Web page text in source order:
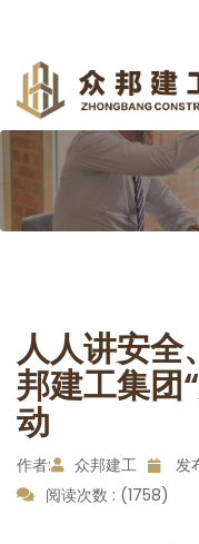
人人讲安全
邦建工集团
动
作者: 众邦建工
发
阅读次数 : (1758)